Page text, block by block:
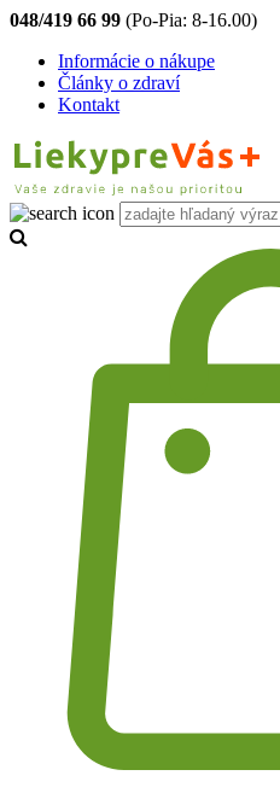
048/419 66 99 (Po-Pia: 8-16.00)
Informácie o nákupe
Články o zdraví
Kontakt